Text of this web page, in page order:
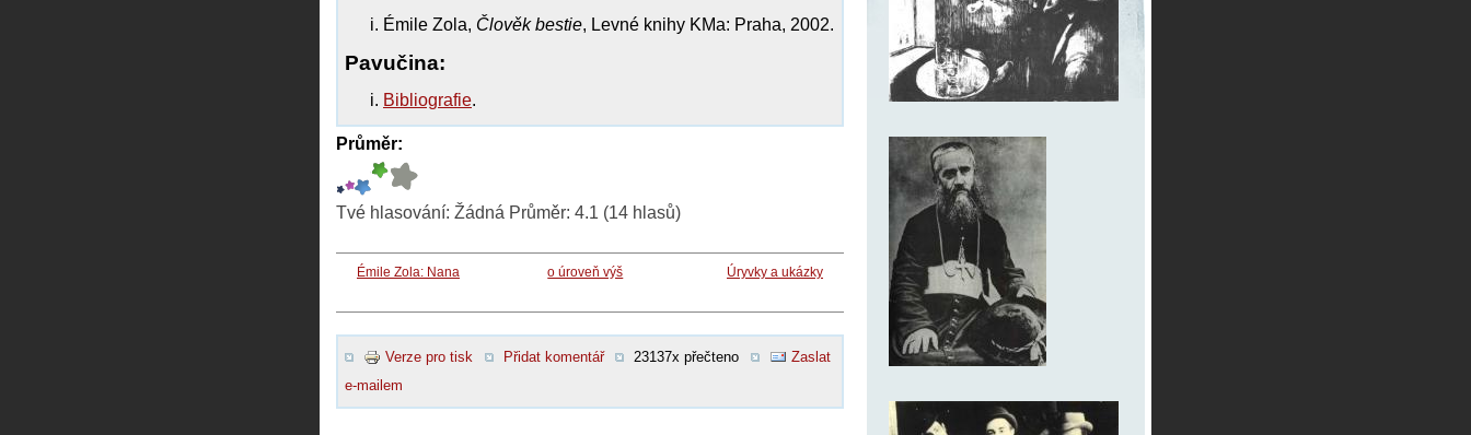
Émile Zola, Člověk bestie, Levné knihy KMa: Praha, 2002.
Pavučina:
Bibliografie.
Průměr:
Tvé hlasování: Žádná Průměr: 4.1 (14 hlasů)
Émile Zola: Nana o úroveň výš Úryvky a ukázky
Verze pro tisk Přidat komentář 23137x přečteno
Zaslat
e-mailem